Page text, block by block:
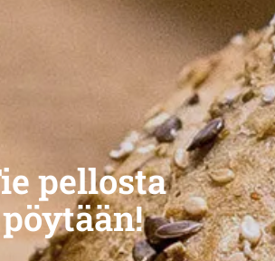
pellosta
pöytään!